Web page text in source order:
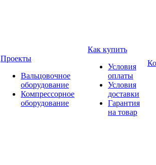
Проекты
Вальцовочное
оборудование
Компрессорное
оборудование
Как купить
Условия
оплаты
Условия
доставки
Гарантия
на товар